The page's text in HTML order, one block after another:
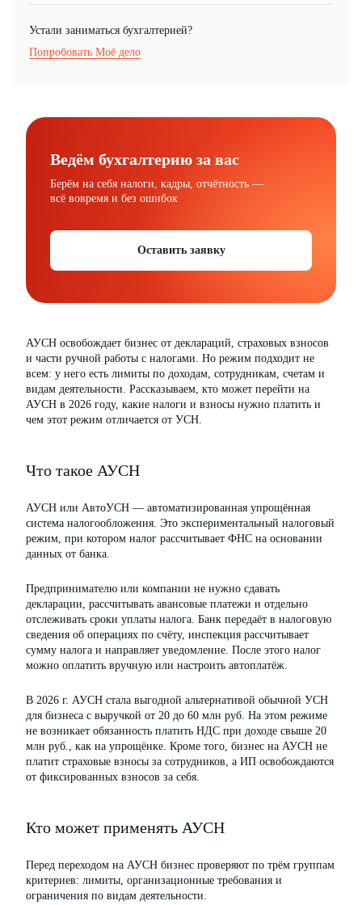
Устали заниматься бухгалтерией?
Попробовать Моё дело
Ведём бухгалтерию за вас
Берём на себя налоги, кадры, отчётность —
всё вовремя и без ошибок
Оставить заявку
АУСН освобождает бизнес от деклараций, страховых взносов
и части ручной работы с налогами. Но режим подходит не
всем: у него есть лимиты по доходам, сотрудникам, счетам и
видам деятельности. Рассказываем, кто может перейти на
АУСН в 2026 году, какие налоги и взносы нужно платить и
чем этот режим отличается от УСН.
Что такое АУСН
АУСН или АвтоУСН — автоматизированная упрощённая
система налогообложения. Это экспериментальный налоговый
режим, при котором налог рассчитывает ФНС на основании
данных от банка.
Предпринимателю или компании не нужно сдавать
декларации, рассчитывать авансовые платежи и отдельно
отслеживать сроки уплаты налога. Банк передаёт в налоговую
сведения об операциях по счёту, инспекция рассчитывает
сумму налога и направляет уведомление. После этого налог
можно оплатить вручную или настроить автоплатёж.
В 2026 г. АУСН стала выгодной альтернативой обычной УСН
для бизнеса с выручкой от 20 до 60 млн руб. На этом режиме
не возникает обязанность платить НДС при доходе свыше 20
млн руб., как на упрощёнке. Кроме того, бизнес на АУСН не
платит страховые взносы за сотрудников, а ИП освобождаются
от фиксированных взносов за себя.
Кто может применять АУСН
Перед переходом на АУСН бизнес проверяют по трём группам
критериев: лимиты, организационные требования и
ограничения по видам деятельности.